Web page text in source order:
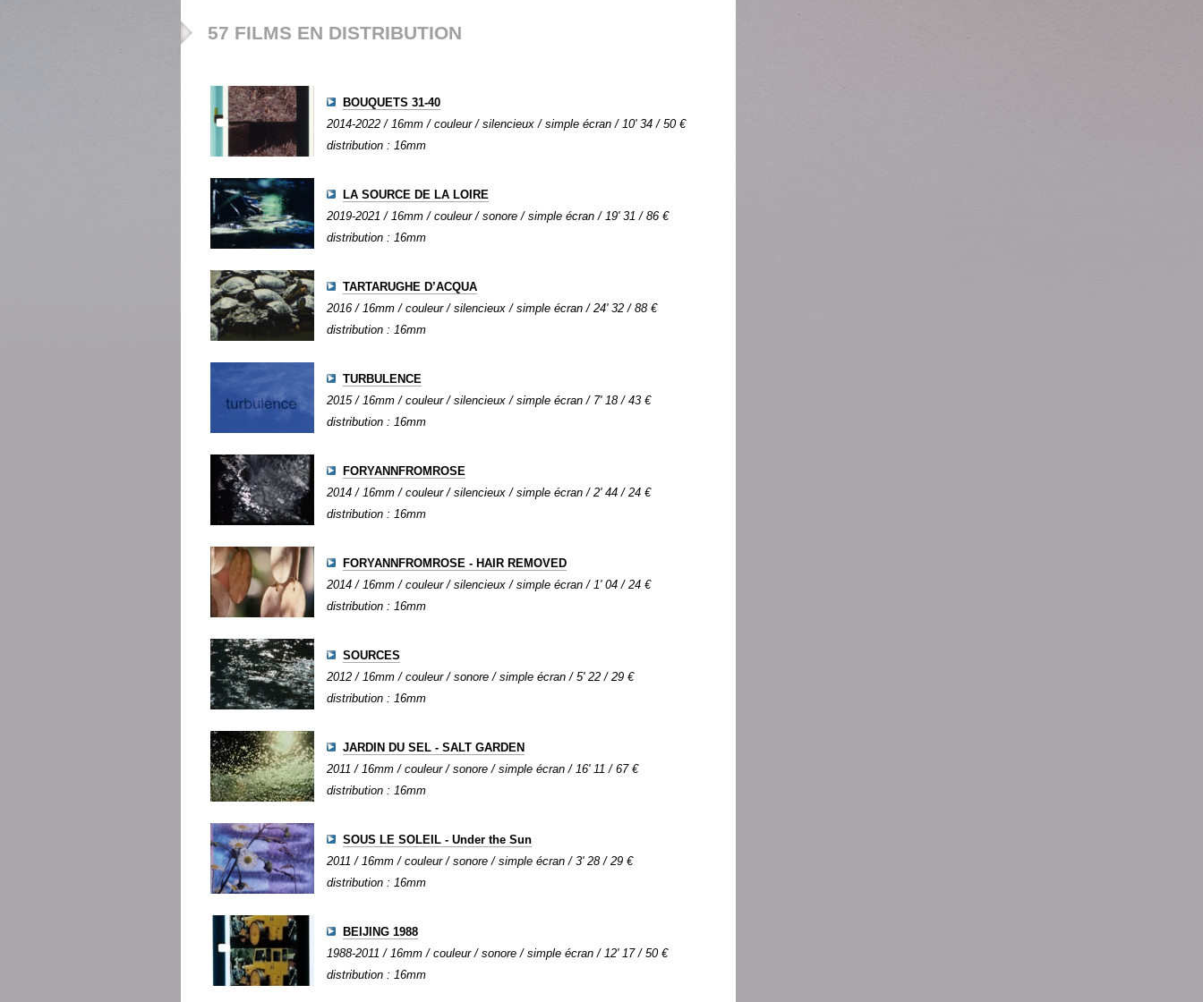
57 FILMS EN DISTRIBUTION
BOUQUETS 31-40
2014-2022 / 16mm / couleur / silencieux / simple écran / 10' 34 / 50 €
distribution : 16mm
LA SOURCE DE LA LOIRE
2019-2021 / 16mm / couleur / sonore / simple écran / 19' 31 / 86 €
distribution : 16mm
TARTARUGHE D’ACQUA
2016 / 16mm / couleur / silencieux / simple écran / 24' 32 / 88 €
distribution : 16mm
TURBULENCE
2015 / 16mm / couleur / silencieux / simple écran / 7' 18 / 43 €
distribution : 16mm
FORYANNFROMROSE
2014 / 16mm / couleur / silencieux / simple écran / 2' 44 / 24 €
distribution : 16mm
FORYANNFROMROSE - HAIR REMOVED
2014 / 16mm / couleur / silencieux / simple écran / 1' 04 / 24 €
distribution : 16mm
SOURCES
2012 / 16mm / couleur / sonore / simple écran / 5' 22 / 29 €
distribution : 16mm
JARDIN DU SEL - SALT GARDEN
2011 / 16mm / couleur / sonore / simple écran / 16' 11 / 67 €
distribution : 16mm
SOUS LE SOLEIL - Under the Sun
2011 / 16mm / couleur / sonore / simple écran / 3' 28 / 29 €
distribution : 16mm
BEIJING 1988
1988-2011 / 16mm / couleur / sonore / simple écran / 12' 17 / 50 €
distribution : 16mm